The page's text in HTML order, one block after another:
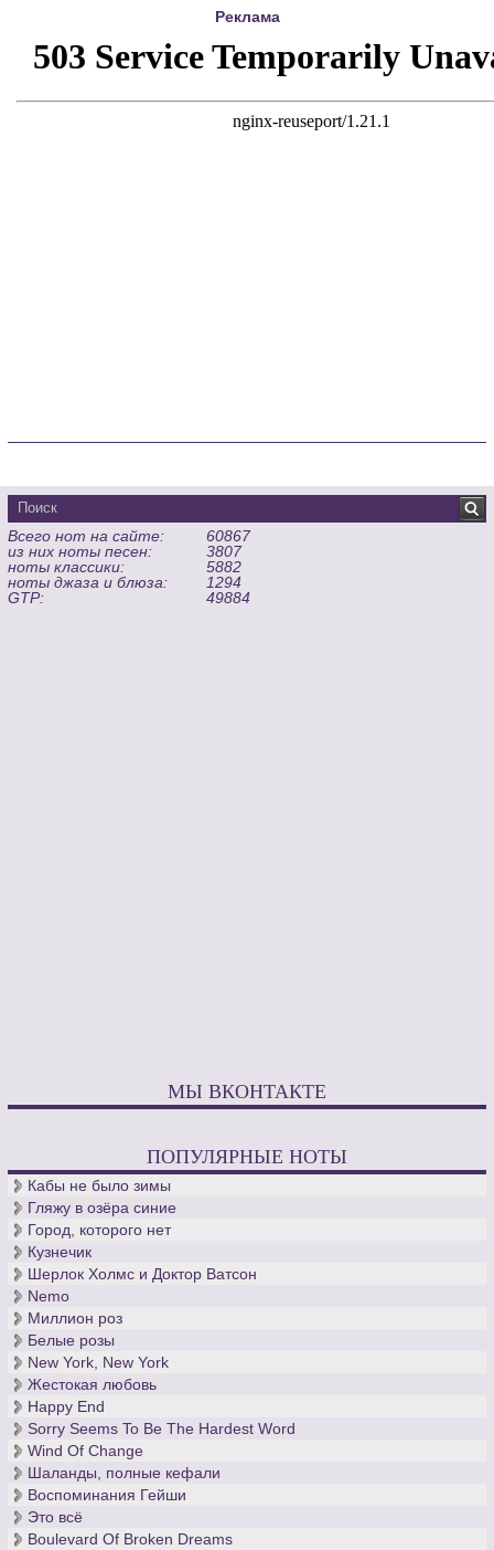
Реклама
Всего нот на сайте:
60867
из них ноты песен:
3807
ноты классики:
5882
ноты джаза и блюза:
1294
GTP:
49884
МЫ ВКОНТАКТЕ
ПОПУЛЯРНЫЕ НОТЫ
Кабы не было зимы
Гляжу в озёра синие
Город, которого нет
Кузнечик
Шерлок Холмс и Доктор Ватсон
Nemo
Миллион роз
Белые розы
New York, New York
Жестокая любовь
Happy End
Sorry Seems To Be The Hardest Word
Wind Of Change
Шаланды, полные кефали
Воспоминания Гейши
Это всё
Boulevard Of Broken Dreams